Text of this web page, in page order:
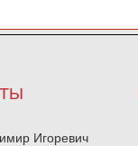
Игоревич